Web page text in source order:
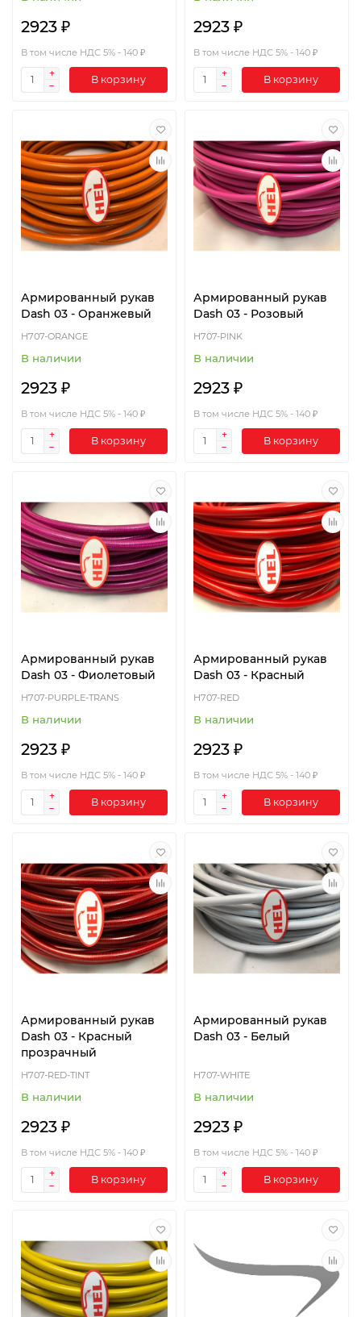
2923 ₽
В том числе НДС 5% - 140 ₽
В корзину
2923 ₽
В том числе НДС 5% - 140 ₽
В корзину
Армированный рукав
Dash 03 - Оранжевый
H707-ORANGE
В наличии
2923 ₽
В том числе НДС 5% - 140 ₽
В корзину
Армированный рукав
Dash 03 - Розовый
H707-PINK
В наличии
2923 ₽
В том числе НДС 5% - 140 ₽
В корзину
Армированный рукав
Dash 03 - Фиолетовый
H707-PURPLE-TRANS
В наличии
2923 ₽
В том числе НДС 5% - 140 ₽
В корзину
Армированный рукав
Dash 03 - Красный
H707-RED
В наличии
2923 ₽
В том числе НДС 5% - 140 ₽
В корзину
Армированный рукав
Dash 03 - Красный
прозрачный
H707-RED-TINT
В наличии
2923 ₽
В том числе НДС 5% - 140 ₽
В корзину
Армированный рукав
Dash 03 - Белый
H707-WHITE
В наличии
2923 ₽
В том числе НДС 5% - 140 ₽
В корзину